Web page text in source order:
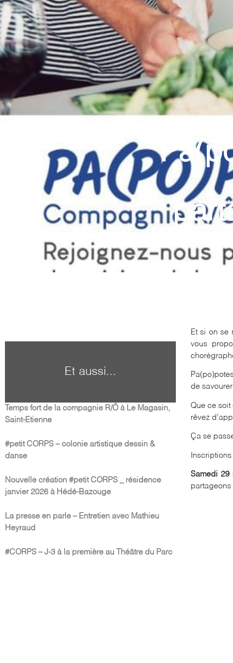
Et aussi...
Temps fort de la compagnie R/Ô à Le Magasin,
Saint-Etienne
#petit CORPS – colonie artistique dessin &
danse
Nouvelle création #petit CORPS _ résidence
janvier 2026 à Hédé-Bazouge
La presse en parle – Entretien avec Mathieu
Heyraud
#CORPS – J-3 à la première au Théâtre du Parc
Et si on se
vous
de
Que ce soit
rêvez
Ça se
Samedi 29
partageons